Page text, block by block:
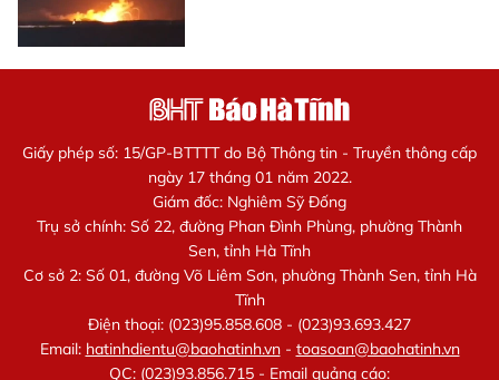
Giấy phép số: 15/GP-BTTTT do Bộ Thông tin - Truyền thông cấp
ngày 17 tháng 01 năm 2022.
Giám đốc: Nghiêm Sỹ Đống
Trụ sở chính: Số 22, đường Phan Đình Phùng, phường Thành
Sen, tỉnh Hà Tĩnh
Cơ sở 2: Số 01, đường Võ Liêm Sơn, phường Thành Sen, tỉnh Hà
Tĩnh
Điện thoại: (023)95.858.608 - (023)93.693.427
Email: hatinhdientu@baohatinh.vn- toasoan@baohatinh.vn
QC: (023)93.856.715 - Email quảng cáo: